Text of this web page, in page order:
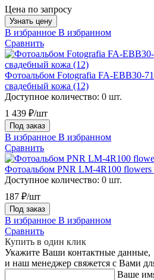
Цена по запросу
Узнать цену
В избранное В избранном
Сравнить
Фотоальбом Fotografia FA-EBB30-
свадебный кожа (12)
Доступное количество: 0 шт.
1 439 ₽/шт
Под заказ
В избранное В избранном
Сравнить
Фотоальбом PNR LM-4R100 flowers
Доступное количество: 0 шт.
187 ₽/шт
Под заказ
В избранное В избранном
Сравнить
Купить в один клик
Укажите Ваши контактные данные,
и наш менеджер свяжется с Вами
Ваше